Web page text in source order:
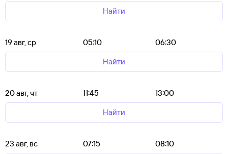
Найти
19 авг, ср 05:10
06:30
Найти
20 авг, чт 11:45
13:00
Найти
23 авг, вс 07:15
08:10